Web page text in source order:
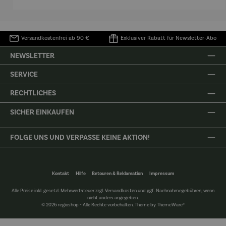
Versandkostenfrei ab 90 € Exklusiver Rabatt für Newsletter-Abo
NEWSLETTER
SERVICE
RECHTLICHES
SICHER EINKAUFEN
FOLGE UNS UND VERPASSE KEINE AKTION!
Kontakt Hilfe Retouren & Reklamation Impressum
Alle Preise inkl. gesetzl. Mehrwertsteuer zzgl.Versandkostenund ggf. Nachnahmegebühren, wenn
nicht anders angegeben.
© 2026 regioshop - Alle Rechte vorbehalten. Theme byThemeWare®